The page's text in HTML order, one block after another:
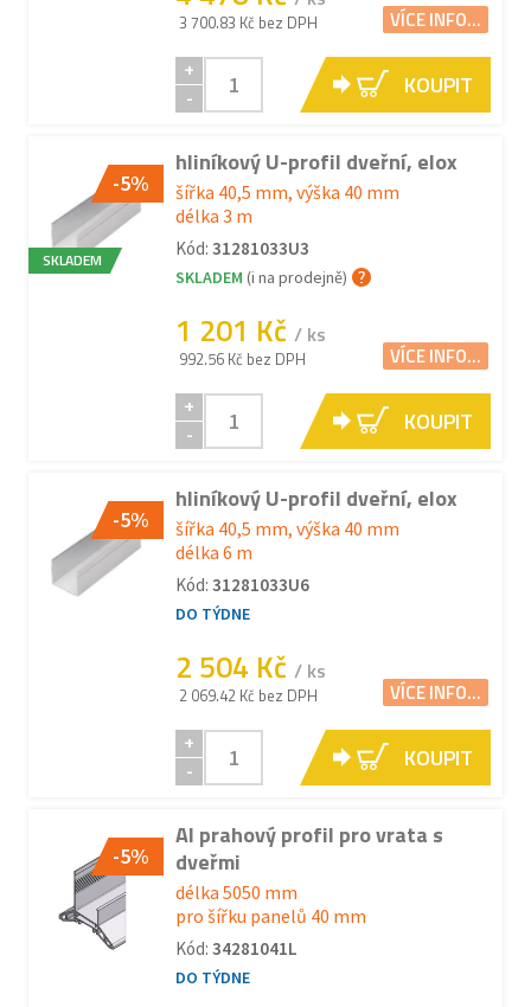
3 700.83 Kč bez DPH VÍCE INFO...
+
-
KOUPIT
-5%
SKLADEM
hliníkový U-profil dveřní, elox
šířka 40,5 mm, výška 40 mm
délka 3 m
Kód: 31281033U3
SKLADEM (i na prodejně)
1 201 Kč / ks
992.56 Kč bez DPH VÍCE INFO...
+
-
KOUPIT
-5%
hliníkový U-profil dveřní, elox
šířka 40,5 mm, výška 40 mm
délka 6 m
Kód: 31281033U6
DO TÝDNE
2 504 Kč / ks
2 069.42 Kč bez DPH VÍCE INFO...
+
-
KOUPIT
-5%
Al prahový profil pro vrata s
dveřmi
délka 5050 mm
pro šířku panelů 40 mm
Kód: 34281041L
DO TÝDNE